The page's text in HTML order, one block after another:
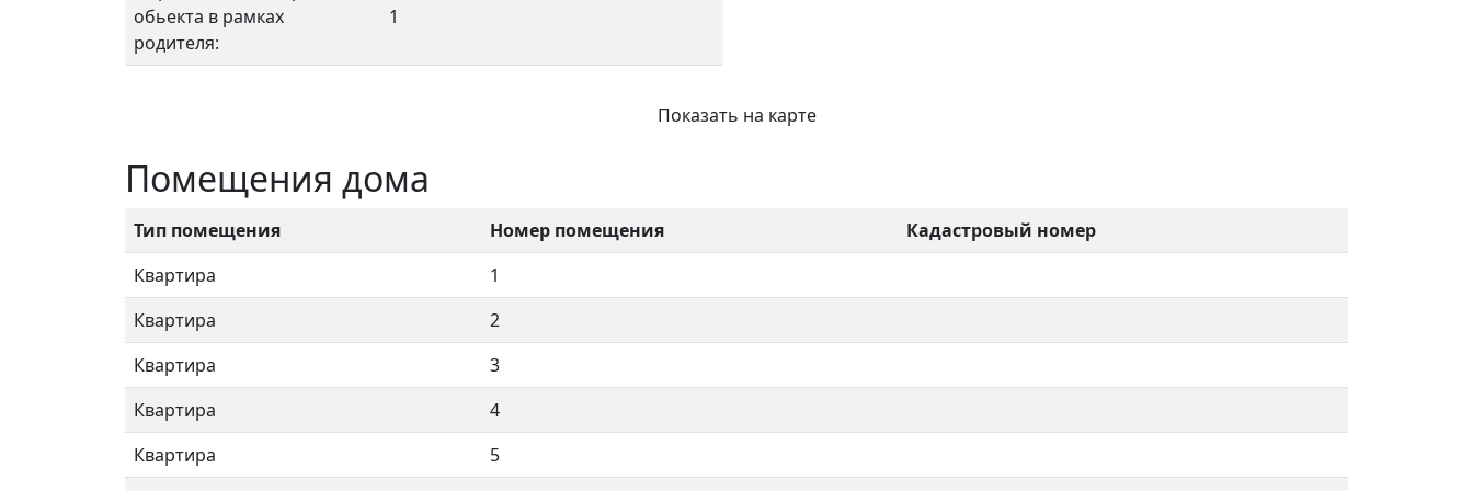
обьекта в рамках
родителя:
1
Показать на карте
Помещения дома
Тип помещения Номер помещения
Кадастровый номер
Квартира
1
Квартира
2
Квартира
3
Квартира
4
Квартира
5